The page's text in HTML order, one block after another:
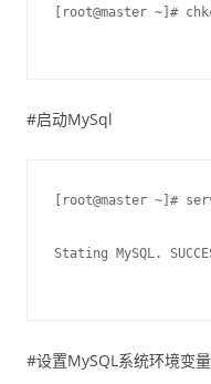
[root@master ~]#
#启动MySql
[root@master ~]#
Stating MySQL.
#设置MySQL系统环境变量